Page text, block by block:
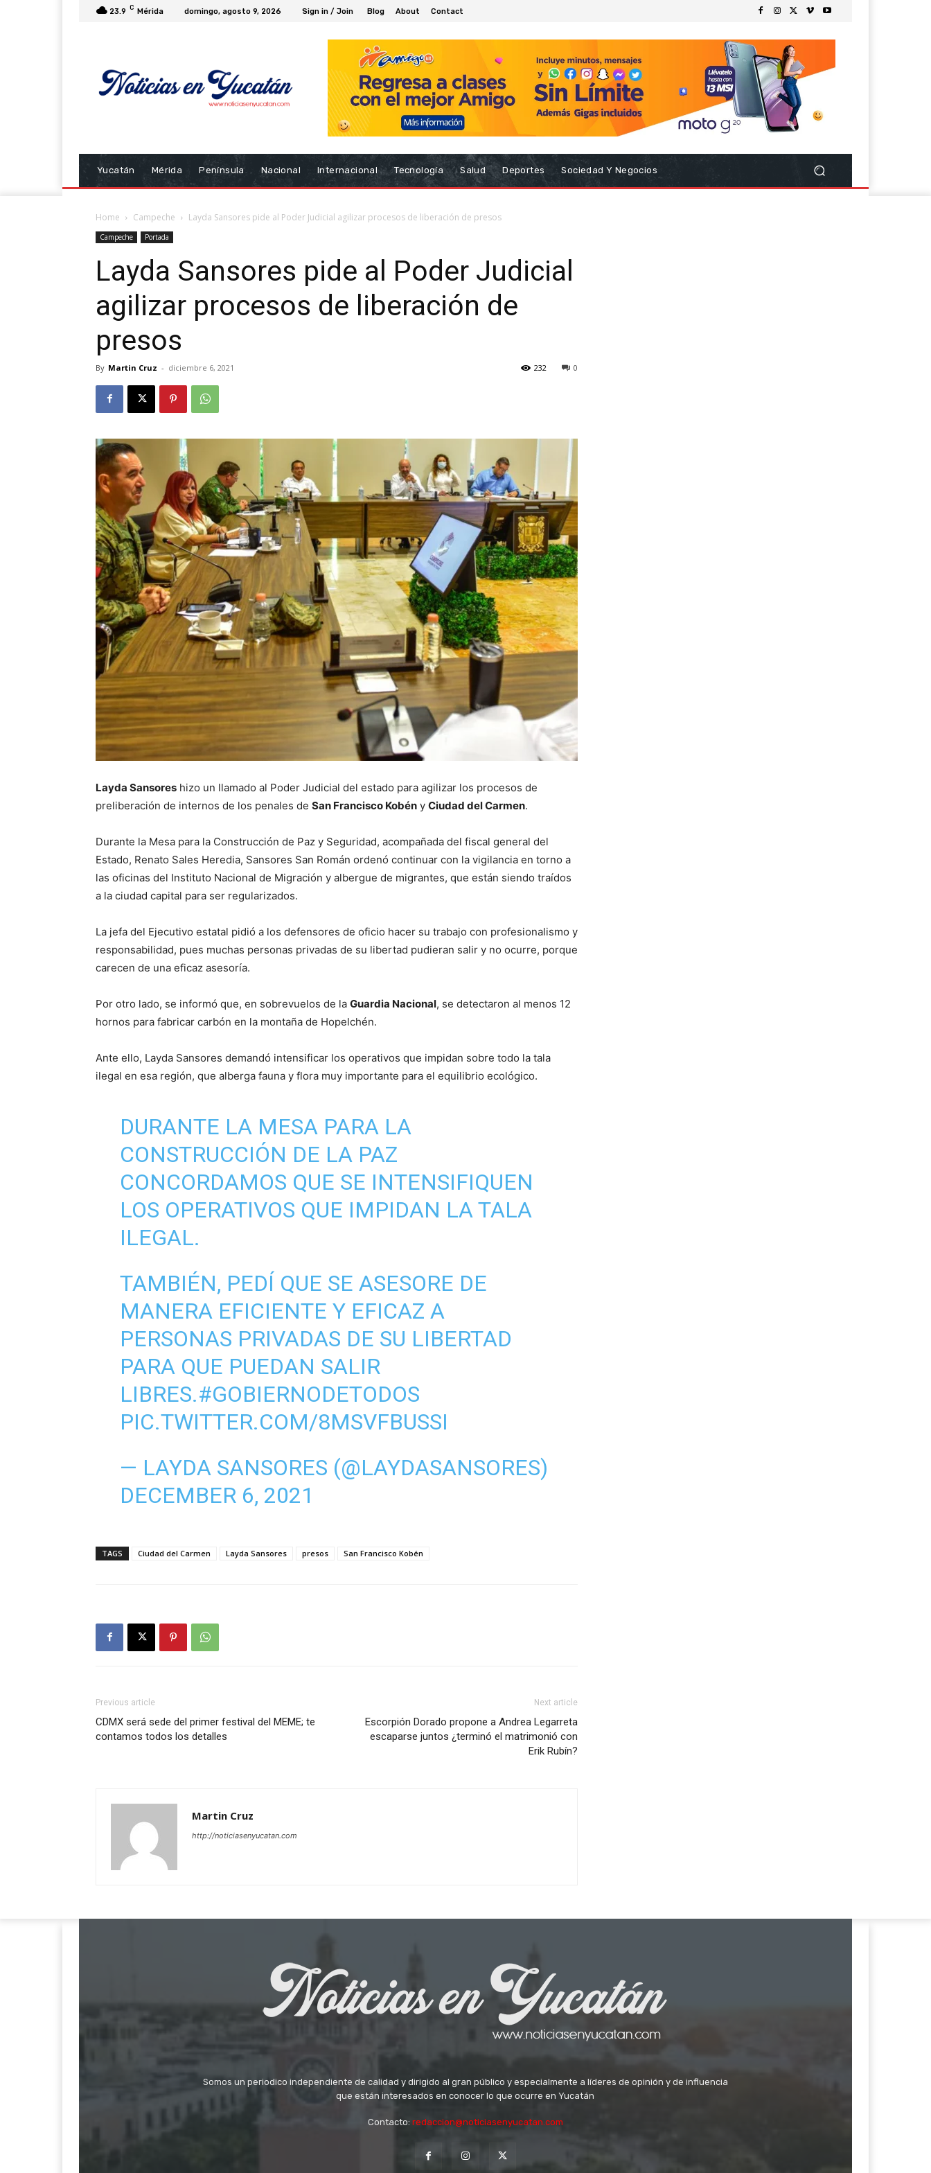
23.9 C Mérida domingo, agosto 9, 2026 Sign in / Join Blog About Contact
Yucatán Mérida Península Nacional Internacional Tecnología Salud Deportes Sociedad Y Negocios
Home Campeche Layda Sansores pide al Poder Judicial agilizar procesos de liberación de presos
Campeche Portada
Layda Sansores pide al Poder Judicial
agilizar procesos de liberación de
presos
By Martin Cruz - diciembre 6, 2021 0
232
Layda Sansores hizo un llamado al Poder Judicial del estado para agilizar los procesos de
preliberación de internos de los penales de San Francisco Kobén y Ciudad del Carmen.
Durante la Mesa para la Construcción de Paz y Seguridad, acompañada del fiscal general del
Estado, Renato Sales Heredia, Sansores San Román ordenó continuar con la vigilancia en torno a
las oficinas del Instituto Nacional de Migración y albergue de migrantes, que están siendo traídos
a la ciudad capital para ser regularizados.
La jefa del Ejecutivo estatal pidió a los defensores de oficio hacer su trabajo con profesionalismo y
responsabilidad, pues muchas personas privadas de su libertad pudieran salir y no ocurre, porque
carecen de una eficaz asesoría.
Por otro lado, se informó que, en sobrevuelos de la Guardia Nacional, se detectaron al menos 12
hornos para fabricar carbón en la montaña de Hopelchén.
Ante ello, Layda Sansores demandó intensificar los operativos que impidan sobre todo la tala
ilegal en esa región, que alberga fauna y flora muy importante para el equilibrio ecológico.
DURANTE LA MESA PARA LA
CONSTRUCCIÓN DE LA PAZ
CONCORDAMOS QUE SE INTENSIFIQUEN
LOS OPERATIVOS QUE IMPIDAN LA TALA
ILEGAL.
TAMBIÉN, PEDÍ QUE SE ASESORE DE
MANERA EFICIENTE Y EFICAZ A
PERSONAS PRIVADAS DE SU LIBERTAD
PARA QUE PUEDAN SALIR
LIBRES.#GOBIERNODETODOS
PIC.TWITTER.COM/8MSVFBUSSI
— LAYDA SANSORES (@LAYDASANSORES)
DECEMBER 6, 2021
TAGS Ciudad del Carmen Layda Sansores presos San Francisco Kobén
Previous article
CDMX será sede del primer festival del MEME; te
contamos todos los detalles
Next article
Escorpión Dorado propone a Andrea Legarreta
escaparse juntos ¿terminó el matrimonió con
Erik Rubín?
Martin Cruz
http://noticiasenyucatan.com
Somos un periodico independiente de calidad y dirigido al gran público y especialmente a líderes de opinión y de influencia
que están interesados en conocer lo que ocurre en Yucatán
Contacto: redaccion@noticiasenyucatan.com